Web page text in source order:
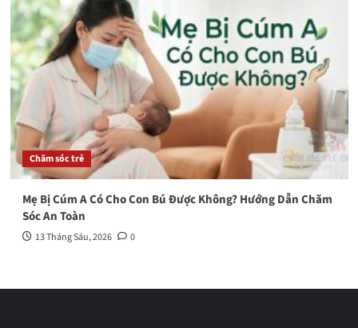
Chăm sóc trẻ
Mẹ Bị Cúm A Có Cho Con Bú Được Không? Hướng Dẫn Chăm
Sóc An Toàn
13 Tháng Sáu, 2026 0